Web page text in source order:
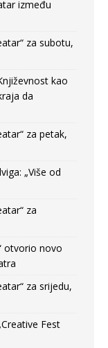
između
za subotu,
kao
da
za petak,
„Više od
za
otvorio novo
za srijedu,
Fest